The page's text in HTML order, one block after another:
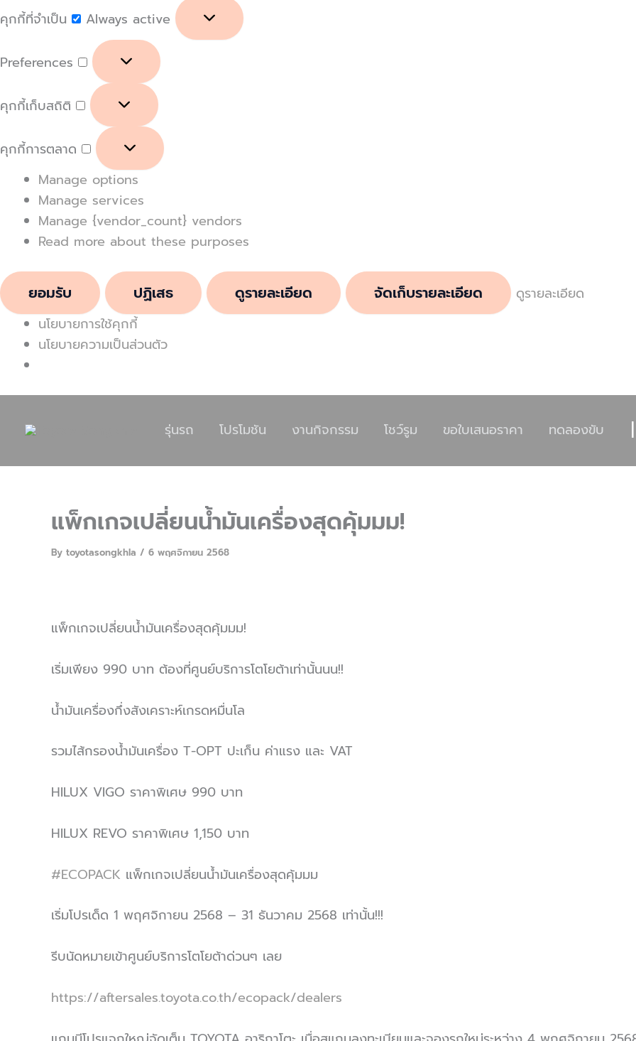
คุกกี้ที่จำเป็น Always active
Preferences
คุกกี้เก็บสถิติ
คุกกี้การตลาด
Manage options
Manage services
Manage {vendor_count} vendors
Read more about these purposes
ยอมรับ ปฏิเสธ ดูรายละเอียด จัดเก็บรายละเอียด
ดูรายละเอียด
นโยบายการใช้คุกกี้
นโยบายความเป็นส่วนตัว
รุ่นรถ โปรโมชัน งานกิจกรรม โชว์รูม ขอใบเสนอราคา ทดลองขับ |
แพ็กเกจเปลี่ยนน้ำมันเครื่องสุดคุ้มมม!
By toyotasongkhla / 6 พฤศจิกายน 2568
แพ็กเกจเปลี่ยนน้ำมันเครื่องสุดคุ้มมม!
เริ่มเพียง 990 บาท ต้องที่ศูนย์บริการโตโยต้าเท่านั้นนน!!
น้ำมันเครื่องกึ่งสังเคราะห์เกรดหมื่นโล
รวมไส้กรองน้ำมันเครื่อง T-OPT ปะเก็น ค่าแรง และ VAT
HILUX VIGO ราคาพิเศษ 990 บาท
HILUX REVO ราคาพิเศษ 1,150 บาท
#ECOPACK แพ็กเกจเปลี่ยนน้ำมันเครื่องสุดคุ้มมม
เริ่มโปรเด็ด 1 พฤศจิกายน 2568 – 31 ธันวาคม 2568 เท่านั้น!!!
รีบนัดหมายเข้าศูนย์บริการโตโยต้าด่วนๆ เลย
https://aftersales.toyota.co.th/ecopack/dealers